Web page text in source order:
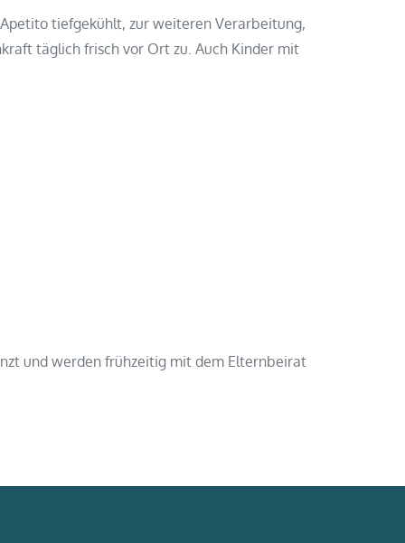
tiefgekühlt, zur weiteren Verarbeitung,
täglich frisch vor Ort zu. Auch Kinder mit
und werden frühzeitig mit dem Elternbeirat